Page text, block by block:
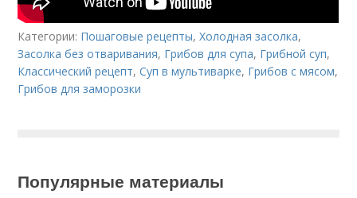
Категории: Пошаговые рецепты,Холодная засолка,
Засолка без отваривания, Грибов для супа, Грибной суп,
Классический рецепт,Суп в мультиварке, Грибов с мясом,
Грибов для заморозки
Популярные материалы